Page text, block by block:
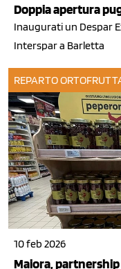
Doppia apertura
Inaugurati un Despar
Interspar a Barletta
REPARTO
10 feb 2026
Maiora, partnership